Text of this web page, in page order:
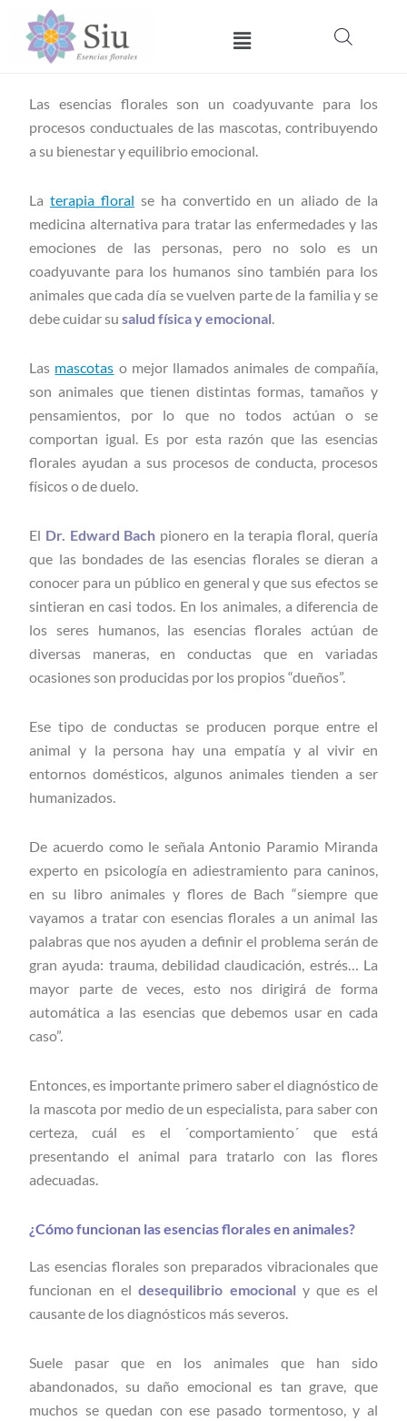
contenido
Menú
Las esencias florales son un coadyuvante para los
procesos conductuales de las mascotas, contribuyendo
a su bienestar y equilibrio emocional.
Laterapia floral se ha convertido en un aliado de la
medicina alternativa para tratar las enfermedades y las
emociones de las personas, pero no solo es un
coadyuvante para los humanos sino también para los
animales que cada día se vuelven parte de la familia y se
debe cuidar susalud física y emocional.
Las mascotas o mejor llamados animales de compañía,
son animales que tienen distintas formas, tamaños y
pensamientos, por lo que no todos actúan o se
comportan igual. Es por esta razón que las esencias
florales ayudan a sus procesos de conducta, procesos
físicos o de duelo.
El Dr. Edward Bach pionero en la terapia floral, quería
que las bondades de las esencias florales se dieran a
conocer para un público en general y que sus efectos se
sintieran en casi todos. En los animales, a diferencia de
los seres humanos, las esencias florales actúan de
diversas maneras, en conductas que en variadas
ocasiones son producidas por los propios “dueños”.
Ese tipo de conductas se producen porque entre el
animal y la persona hay una empatía y al vivir en
entornos domésticos, algunos animales tienden a ser
humanizados.
De acuerdo como le señala Antonio Paramio Miranda
experto en psicología en adiestramiento para caninos,
en su libro animales y flores de Bach “siempre que
vayamos a tratar con esencias florales a un animal las
palabras que nos ayuden a definir el problema serán de
gran ayuda: trauma, debilidad claudicación, estrés… La
mayor parte de veces, esto nos dirigirá de forma
automática a las esencias que debemos usar en cada
caso”.
Entonces, es importante primero saber el diagnóstico de
la mascota por medio de un especialista, para saber con
certeza, cuál es el ´comportamiento´ que está
presentando el animal para tratarlo con las flores
adecuadas.
¿Cómo funcionan las esencias florales en animales?
Las esencias florales son preparados vibracionales que
funcionan en eldesequilibrio emocional y que es el
causante de los diagnósticos más severos.
Suele pasar que en los animales que han sido
abandonados, su daño emocional es tan grave, que
muchos se quedan con ese pasado tormentoso, y al